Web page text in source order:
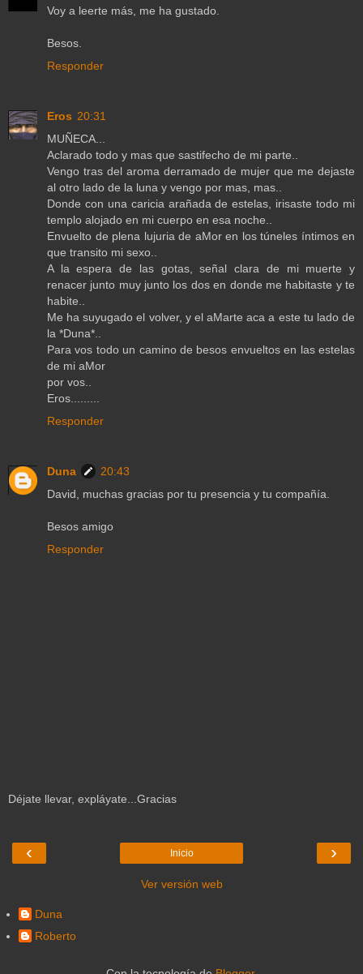
Voy a leerte más, me ha gustado.
Besos.
Responder
Eros 20:31
MUÑECA...
Aclarado todo y mas que sastifecho de mi parte..
Vengo tras del aroma derramado de mujer que me dejaste
al otro lado de la luna y vengo por mas, mas..
Donde con una caricia arañada de estelas, irisaste todo mi
templo alojado en mi cuerpo en esa noche..
Envuelto de plena lujuria de aMor en los túneles íntimos en
que transito mi sexo..
A la espera de las gotas, señal clara de mi muerte y
renacer junto muy junto los dos en donde me habitaste y te
habite..
Me ha suyugado el volver, y el aMarte aca a este tu lado de
la *Duna*..
Para vos todo un camino de besos envueltos en las estelas
de mi aMor
por vos..
Eros.........
Responder
Duna
20:43
David, muchas gracias por tu presencia y tu compañía.
Besos amigo
Responder
Déjate llevar, expláyate...Gracias
‹ ›
Inicio
Ver versión web
Duna
Roberto